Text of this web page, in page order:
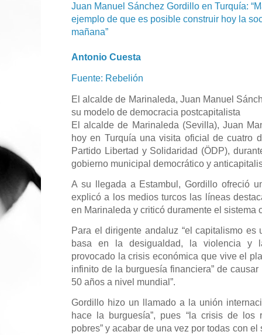
Juan Manuel Sánchez Gordillo en Turquía:
ejemplo de que es posible construir hoy la
mañana”
Antonio Cuesta
Fuente: Rebelión
El alcalde de Marinaleda, Juan Manuel
su modelo de democracia postcapitalista
El alcalde de Marinaleda (Sevilla), Juan
hoy en Turquía una visita oficial de cuatro
Partido Libertad y Solidaridad (ÖDP),
gobierno municipal democrático y
A su llegada a Estambul, Gordillo ofreció
explicó a los medios turcos las líneas
en Marinaleda y criticó duramente el sistema
Para el dirigente andaluz “el capitalismo es
basa en la desigualdad, la violencia y
provocado la crisis económica que vive el
infinito de la burguesía financiera” de
50 años a nivel mundial”.
Gordillo hizo un llamado a la unión
hace la burguesía”, pues “la crisis de los
pobres” y acabar de una vez por todas con